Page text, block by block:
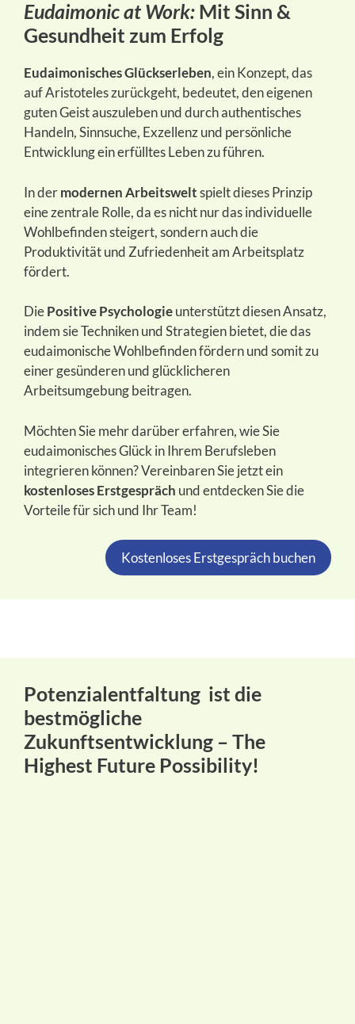
Eudaimonic at Work: Mit Sinn &
Gesundheit zum Erfolg
Eudaimonisches Glückserleben, ein Konzept, das
auf Aristoteles zurückgeht, bedeutet, den eigenen
guten Geist auszuleben und durch authentisches
Handeln, Sinnsuche, Exzellenz und persönliche
Entwicklung ein erfülltes Leben zu führen.
In dermodernen Arbeitsweltspielt dieses Prinzip
eine zentrale Rolle, da es nicht nur das individuelle
Wohlbefinden steigert, sondern auch die
Produktivität und Zufriedenheit am Arbeitsplatz
fördert.
DiePositive Psychologieunterstützt diesen Ansatz,
indem sie Techniken und Strategien bietet, die das
eudaimonische Wohlbefinden fördern und somit zu
einer gesünderen und glücklicheren
Arbeitsumgebung beitragen.
Möchten Sie mehr darüber erfahren, wie Sie
eudaimonisches Glück in Ihrem Berufsleben
integrieren können? Vereinbaren Sie jetzt ein
kostenloses Erstgespräch und entdecken Sie die
Vorteile für sich und Ihr Team!
Kostenloses Erstgespräch buchen
Potenzialentfaltung ist die
bestmögliche
Zukunftsentwicklung – The
Highest Future Possibility!